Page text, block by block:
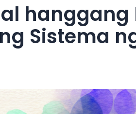
hanggang
Sistema